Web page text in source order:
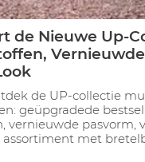
de Nieuwe Up-
de UP-collectie
geüpgradede
vernieuwde pasvorm,
met